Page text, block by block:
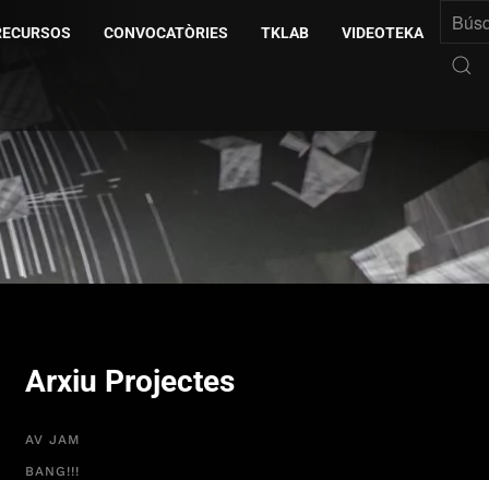
CONVOCATÒRIES TKLAB VIDEOTEKA
Arxiu Projectes
AV JAM
BANG!!!